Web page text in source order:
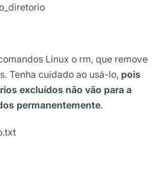
Linux o rm, que remove
Tenha cuidado ao usá-lo, pois
excluídos não vão para a
permanentemente.